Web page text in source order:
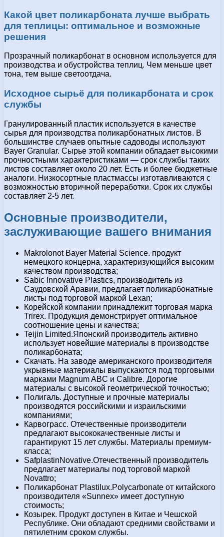
Какой цвет поликарбоната лучше выбрать
для теплицы: оптимальное и возможные
решения
Прозрачный поликарбонат в основном используется для
производства и обустройства теплиц. Чем меньше цвет
тона, тем выше светоотдача.
Исходное сырьё для поликарбоната и срок
службы
Гранулированный пластик используется в качестве
сырья для производства поликарбонатных листов. В
большинстве случаев опытные садоводы используют
Bayer Granular. Сырье этой компании обладает высокими
прочностными характеристиками — срок службы таких
листов составляет около 20 лет. Есть и более бюджетные
аналоги. Низкосортные пластмассы изготавливаются с
возможностью вторичной переработки. Срок их службы
составляет 2-5 лет.
Основные производители,
заслуживающие вашего внимания
Makrolonot Bayer Material Science. продукт
немецкого концерна, характеризующийся высоким
качеством производства;
Sabic Innovative Plastics, производитель из
Саудовской Аравии, предлагает поликарбонатные
листы под торговой маркой Lexan;
Корейской компании принадлежит торговая марка
Trirex. Продукция демонстрирует оптимальное
соотношение цены и качества;
Teijin Limited.Японский производитель активно
использует новейшие материалы в производстве
поликарбоната;
Скачать. На заводе американского производителя
укрывные материалы выпускаются под торговыми
марками Magnum ABC и Calibre. Дорогие
материалы с высокой геометрической точностью;
Полигаль. Доступные и прочные материалы
производятся российскими и израильскими
компаниями;
Карвограсс. Отечественные производители
предлагают высококачественные листы и
гарантируют 15 лет службы. Материалы премиум-
класса;
SafplastinNovative.Отечественный производитель
предлагает материалы под торговой маркой
Novattro;
Поликарбонат Plastilux.Polycarbonate от китайского
производителя «Sunnex» имеет доступную
стоимость;
Козырек. Продукт доступен в Китае и Чешской
Республике. Они обладают средними свойствами и
пятилетним сроком службы.